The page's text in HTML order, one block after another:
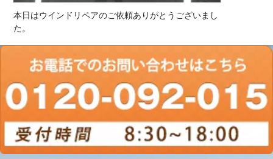
本日はウインドリペアのご依頼ありがとうございまし
た。